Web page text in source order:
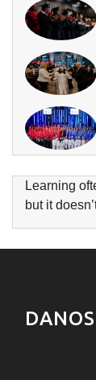
Learning
but it